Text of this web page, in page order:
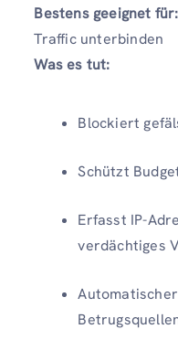
Bestens geeignet für:
Traffic unterbinden
Was es tut:
Blockiert
Schützt
Erfasst IP-
verdächtiges